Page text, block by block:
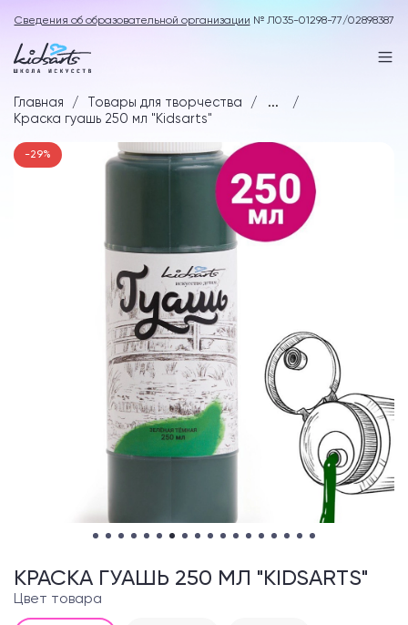
Сведения об образовательной организации № Л035-01298-77/02898387
Главная Товары для творчества
...
Краска гуашь 250 мл "Kidsarts"
-29%
КРАСКА ГУАШЬ 250 МЛ "KIDSARTS"
Цвет товара